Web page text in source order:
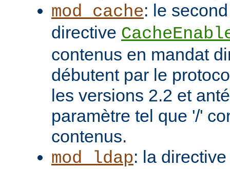
mod_cache: le
directive
contenus en mandat
débutent par le
les versions 2.2 et
paramètre tel que '/'
contenus.
mod_ldap: la directive